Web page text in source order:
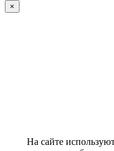
×
На сайте